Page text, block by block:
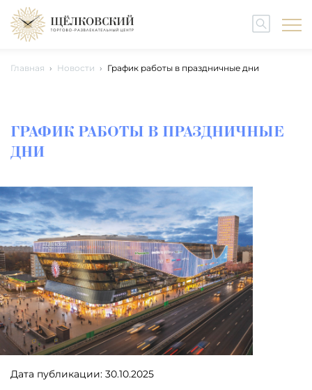
Главная Новости График работы в праздничные дни
ГРАФИК РАБОТЫ В ПРАЗДНИЧНЫЕ
ДНИ
Дата публикации: 30.10.2025